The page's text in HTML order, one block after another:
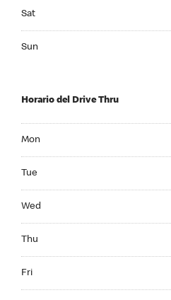
Sat
Sun
Horario del Drive Thru
Mon
Tue
Wed
Thu
Fri